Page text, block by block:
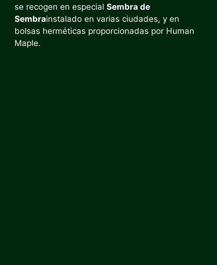
se recogen en especial Sembra de
Sembrainstalado en varias ciudades, y en
bolsas herméticas proporcionadas por Human
Maple.